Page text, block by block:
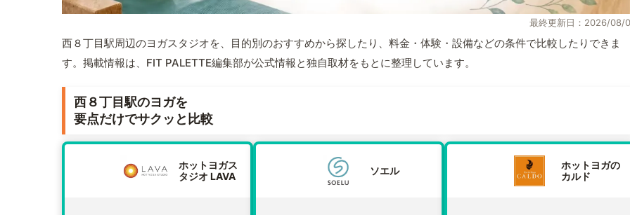
最終更新日：2026/08/
西８丁目駅周辺のヨガスタジオを、目的別のおすすめから探したり、料金・体験・設備などの条件で比較したりできま
す。掲載情報は、FIT PALETTE編集部が公式情報と独自取材をもとに整理しています。
西８丁目駅のヨガを
要点だけでサクッと比較
ホットヨガス
タジオ LAVA
ソエル
ホットヨガの
カルド